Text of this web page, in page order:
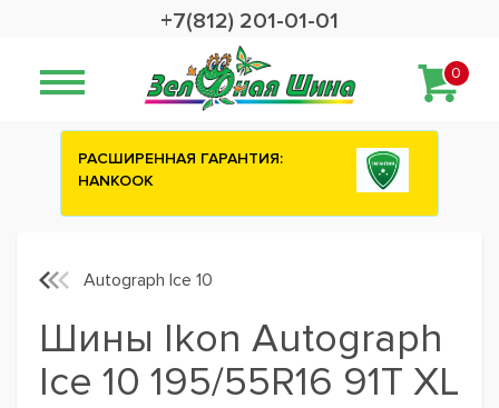
+7(812) 201-01-01
0
ГАРАНТИЯ:
Сashback 2500
шины ATTAR
Autograph Ice 10
Шины Ikon Autograph
Ice 10 195/55R16 91T XL